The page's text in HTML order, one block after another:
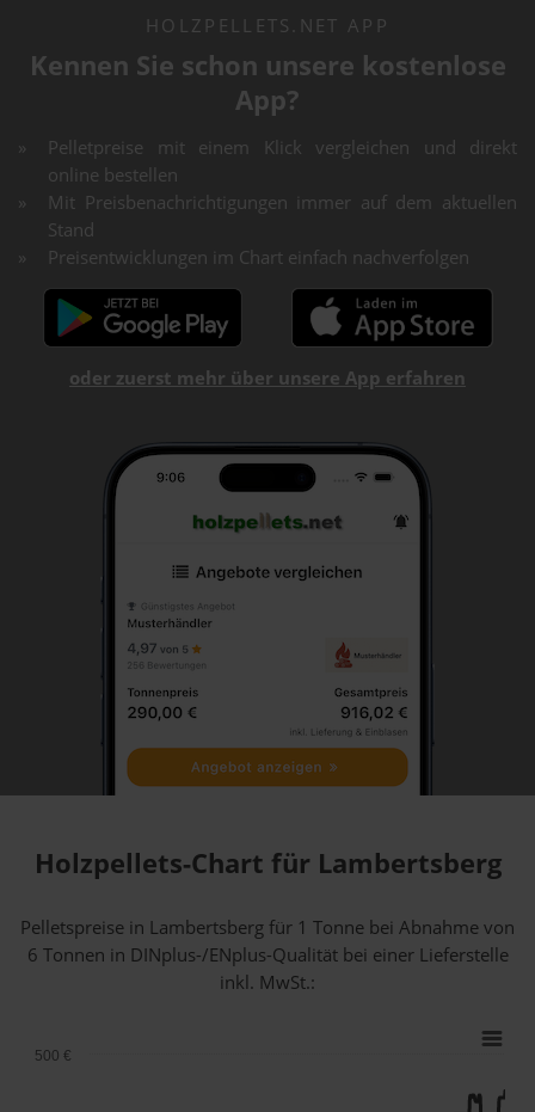
HOLZPELLETS.NET APP
Kennen Sie schon unsere kostenlose
App?
Pelletpreise mit einem Klick vergleichen und direkt
online bestellen
Mit Preisbenachrichtigungen immer auf dem aktuellen
Stand
Preisentwicklungen im Chart einfach nachverfolgen
oder zuerst mehr über unsere App erfahren
Holzpellets-Chart für Lambertsberg
Pelletspreise in Lambertsberg für 1 Tonne bei Abnahmevon
6 Tonnen in DINplus-/ENplus-Qualität bei einer Lieferstelle
inkl. MwSt.:
500 €